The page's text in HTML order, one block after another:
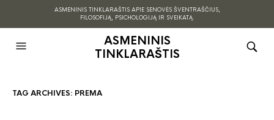
ASMENINIS TINKLARAŠTIS APIE SENOVĖS ŠVENTRAŠČIUS,
FILOSOFIJĄ, PSICHOLOGIJĄ IR SVEIKATĄ.
ASMENINIS
TINKLARAŠTIS
TAG ARCHIVES: PREMA